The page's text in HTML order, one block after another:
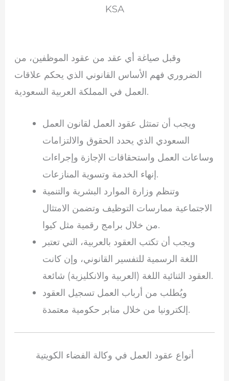
KSA
وقبل صياغة أي عقد من عقود الموظفين، من
الضروري فهم الأساس القانوني الذي يحكم علاقات
العمل في المملكة العربية السعودية.
ويجب أن تمتثل عقود العمل لقانون العمل
السعودي الذي يحدد الحقوق والالتزامات
وساعات العمل واستحقاقات الإجازة وإجراءات
إنهاء الخدمة وتسوية المنازعات.
وتنظم وزارة الموارد البشرية والتنمية
الاجتماعية ممارسات التوظيف وتضمن الامتثال
من خلال برامج رقمية مثل كيوا.
ويجب أن تكتب العقود بالعربية، التي تعتبر
اللغة الرسمية للتفسير القانوني، وإن كانت
العقود الثنائية اللغة (العربية والانكليزية) شائعة.
ويُطلب من أرباب العمل تسجيل العقود
إلكترونيا من خلال منابر حكومية معتمدة.
أنواع عقود العمل في وكالة الفضاء الكويتية